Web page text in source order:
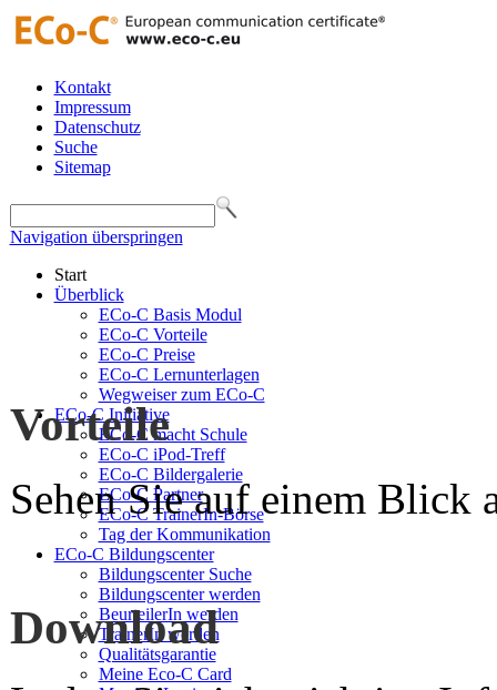
Kontakt
Impressum
Datenschutz
Suche
Sitemap
Navigation überspringen
Start
Überblick
ECo-C Basis Modul
ECo-C Vorteile
ECo-C Preise
ECo-C Lernunterlagen
Wegweiser zum ECo-C
ECo-C Initiative
ECo-C macht Schule
ECo-C iPod-Treff
ECo-C Bildergalerie
ECo-C Partner
ECo-C TrainerIn-Börse
Tag der Kommunikation
ECo-C Bildungscenter
Bildungscenter Suche
Bildungscenter werden
BeurteilerIn werden
TrainerIn werden
Qualitätsgarantie
Meine Eco-C Card
Vorteile
Sehen Sie auf einem Blick
Download